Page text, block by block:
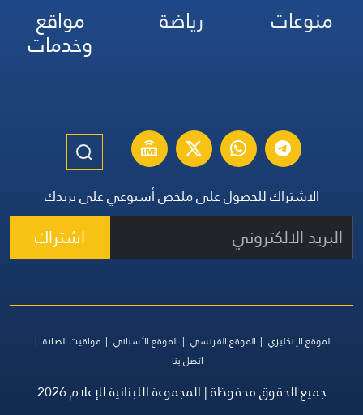
منوعات
رياضة مواقع
وخدمات
الاشتراك للحصول على ملخص أسبوعي على بريدك
اشتراك
الموقع الإنكليزي الموقع الفرنسي الموقع الأسباني
مواقيت الصلاة
اتصل بنا
جميع الحقوق محفوظة | المجموعة اللبنانية للإعلام 2026